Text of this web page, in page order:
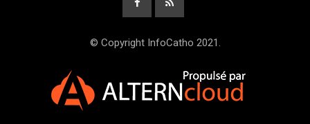
© Copyright InfoCatho 2021.